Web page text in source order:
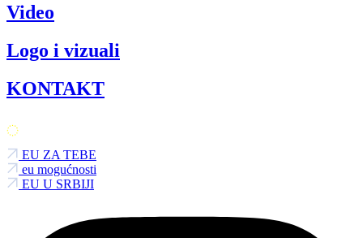
Video
Logo i vizuali
KONTAKT
EU ZA TEBE
eu mogućnosti
EU U SRBIJI